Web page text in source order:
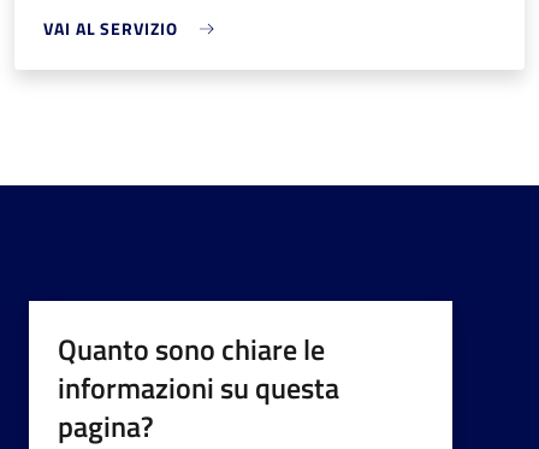
VAI AL SERVIZIO
Quanto sono chiare le
informazioni su questa
pagina?